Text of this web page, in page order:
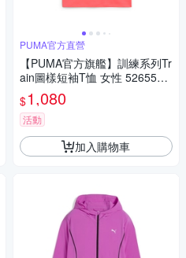
PUMA官方直營
【PUMA官方旗艦】訓練系列Tr
ain圖樣短袖T恤 女性 5265582
$1,080
活動
加入購物車